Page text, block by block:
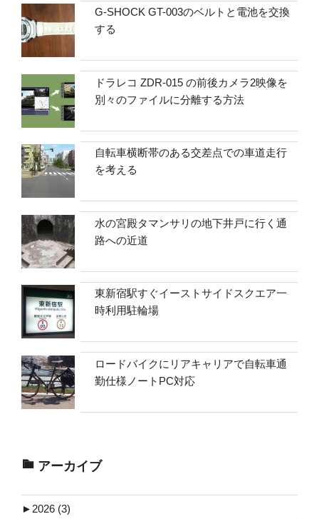
G-SHOCK GT-003のベルトと電池を交換
する
ドラレコ ZDR-015 の前後カメラ2映像を
別々のファイルに分離する方法
自転車横断帯のある交差点での車道走行
を考える
水の宮殿タマンサリの地下井戸に行く通
路への近道
東新宿駅すぐイーストサイドスクエア一
時利用駐輪場
ロードバイクにリアキャリアで自転車通
勤仕様ノートPC対応
アーカイブ
► 2026 (3)